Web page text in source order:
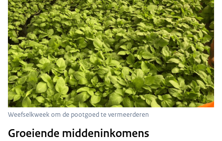
Weefselkweek om de pootgoed te vermeerderen
Groeiende middeninkomens